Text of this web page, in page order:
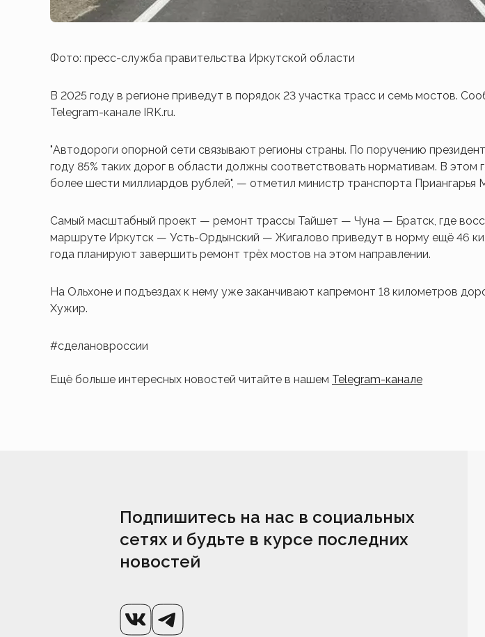
Фото: пресс-служба правительства Иркутской области
В 2025 году в регионе приведут в порядок 23 участка трасс и семь мостов.
Telegram-канале IRK.ru.
"Автодороги опорной сети связывают регионы страны. По поручению
году 85% таких дорог в области должны соответствовать нормативам. В этом
более шести миллиардов рублей", — отметил министр транспорта Приангарья
Самый масштабный проект — ремонт трассы Тайшет — Чуна — Братск, где
маршруте Иркутск — Усть-Ордынский — Жигалово приведут в норму ещё 46
года планируют завершить ремонт трёх мостов на этом направлении.
На Ольхоне и подъездах к нему уже заканчивают капремонт 18 километров
Хужир.
#сделановроссии
Ещё больше интересных новостей читайте в нашем Telegram-канале
Подпишитесь на нас в социальных
сетях и будьте в курсе последних
новостей